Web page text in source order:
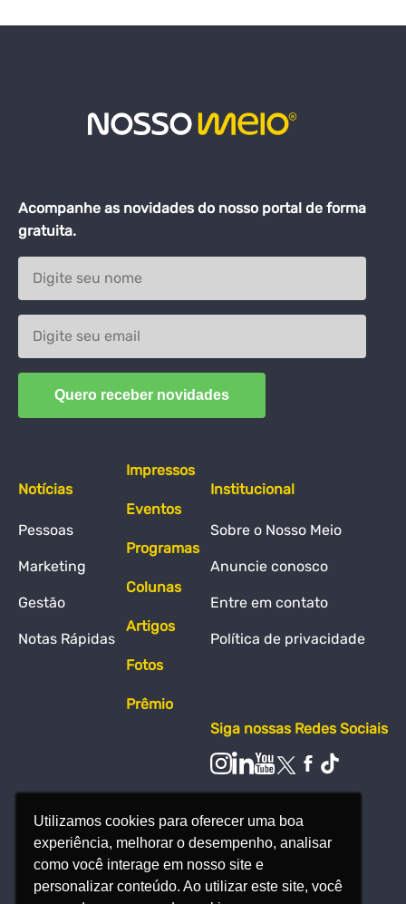
Utilizamos cookies para oferecer uma boa
experiência, melhorar o desempenho, analisar
como você interage em nosso site e
personalizar conteúdo. Ao utilizar este site, você
Acompanhe as novidades do nosso portal de forma
gratuita.
Notícias
Pessoas
Marketing
Gestão
Notas Rápidas
Impressos
Eventos
Programas
Colunas
Artigos
Fotos
Prêmio
Institucional
Sobre o Nosso Meio
Anuncie conosco
Entre em contato
Política de privacidade
Siga nossas Redes Sociais